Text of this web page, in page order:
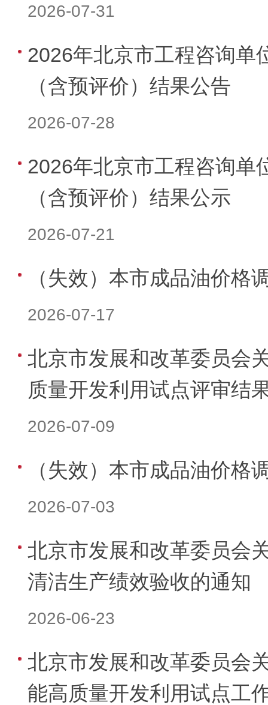
2026-07-31
2026年北京市工程咨询单
（含预评价）结果公告
2026-07-28
2026年北京市工程咨询单
（含预评价）结果公示
2026-07-21
（失效）本市成品油价格
2026-07-17
北京市发展和改革委员会
质量开发利用试点评审结
2026-07-09
（失效）本市成品油价格
2026-07-03
北京市发展和改革委员会
清洁生产绩效验收的通知
2026-06-23
北京市发展和改革委员会
能高质量开发利用试点工